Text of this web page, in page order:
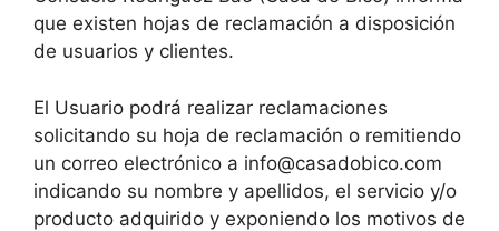
que existen hojas de reclamación a disposición
de usuarios y clientes.
El Usuario podrá realizar reclamaciones
solicitando su hoja de reclamación o remitiendo
un correo electrónico a info@casadobico.com
indicando su nombre y apellidos, el servicio y/o
producto adquirido y exponiendo los motivos de